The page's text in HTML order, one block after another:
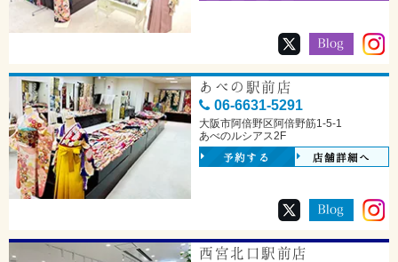
あべの駅前店
06-6631-5291
大阪市阿倍野区阿倍野筋1-5-1
あべのルシアス2F
予約する 店舗詳細へ
西宮北口駅前店